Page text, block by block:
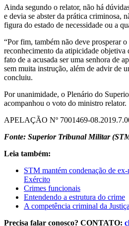
Ainda segundo o relator, não há
e devia se abster da prática criminosa,
figura do estado de necessidade ou a
“Por fim, também não deve prosperar
reconhecimento da atipicidade objetiva
fato de a acusada ser uma senhora de
sem muita instrução, além de advir de
concluiu.
Por unanimidade, o Plenário do
acompanhou o voto do ministro relator.
APELAÇÃO Nº 7001469-
Fonte: Superior Tribunal Militar
Leia também:
STM mantém condenação de
Exército
Crimes funcionais
Entendendo a estrutura do crime
A competência criminal da
Precisa falar conosco? CONTATO: